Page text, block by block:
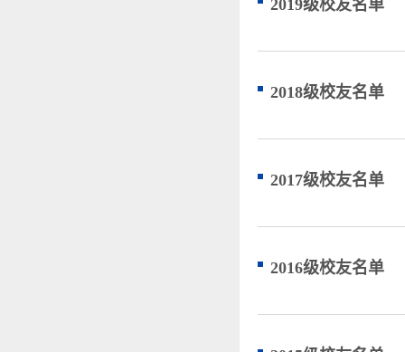
2019级校友名单
2018级校友名单
2017级校友名单
2016级校友名单